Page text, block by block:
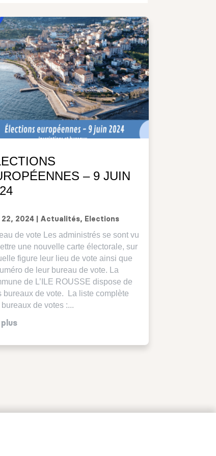
– 9 JUIN
22, 2024| Actualités, Elections
de vote Les administrés se sont vu
une nouvelle carte électorale, sur
figure leur lieu de vote ainsi que
de leur bureau de vote. La
de L’ILE ROUSSE dispose de
bureaux de vote. La liste complète
de votes :...
plus